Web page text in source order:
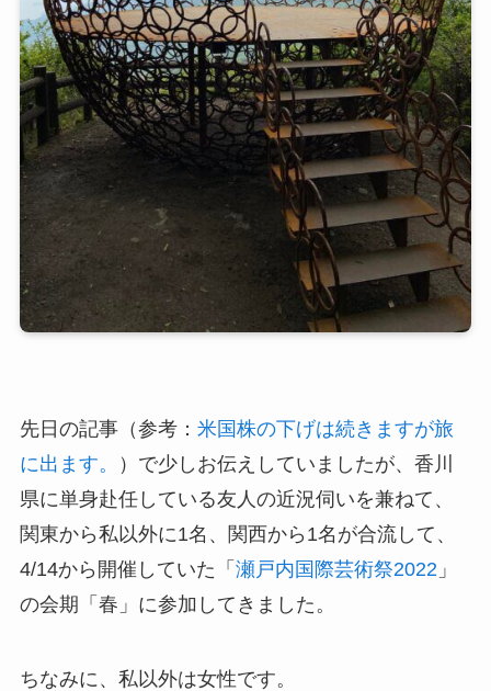
先日の記事（参考： 米国株の下げは続きますが旅
に出ます。
）で少しお伝えしていましたが、香川
県に単身赴任している友人の近況伺いを兼ねて、
関東から私以外に1名、関西から1名が合流して、
4/14から開催していた「 瀬戸内国際芸術祭2022 」
の会期「春」に参加してきました。
ちなみに、私以外は女性です。